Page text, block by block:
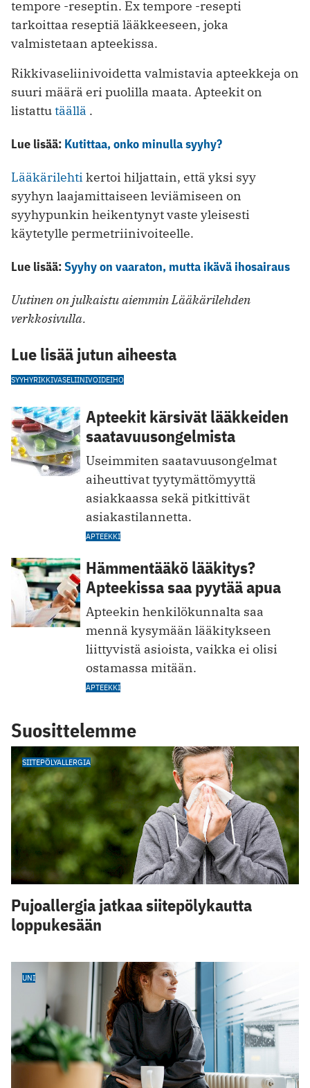
tempore -reseptin. Ex tempore -resepti
tarkoittaa reseptiä lääkkeeseen, joka
valmistetaan apteekissa.
Rikkivaseliinivoidetta valmistavia apteekkeja on
suuri määrä eri puolilla maata. Apteekit on
listattutäällä .
Lue lisää: Kutittaa, onko minulla syyhy?
Lääkärilehti kertoi hiljattain, että yksi syy
syyhyn laajamittaiseen leviämiseen on
syyhypunkin heikentynyt vaste yleisesti
käytetylle permetriinivoiteelle.
Lue lisää:Syyhy on vaaraton, mutta ikävä ihosairaus
Uutinen on julkaistu aiemmin Lääkärilehden
verkkosivulla.
Lue lisää jutun aiheesta
SYYHYRIKKIVASELIINIVOIDEIHO
Apteekit kärsivät lääkkeiden
saatavuusongelmista
Useimmiten saatavuusongelmat
aiheuttivat tyytymättömyyttä
asiakkaassa sekä pitkittivät
asiakastilannetta.
APTEEKKI
Hämmentääkö lääkitys?
Apteekissa saa pyytää apua
Apteekin henkilökunnalta saa
mennä kysymään lääkitykseen
liittyvistä asioista, vaikka ei olisi
ostamassa mitään.
APTEEKKI
Suosittelemme
SIITEPÖLYALLERGIA
Pujoallergia jatkaa siitepölykautta
loppukesään
UNI